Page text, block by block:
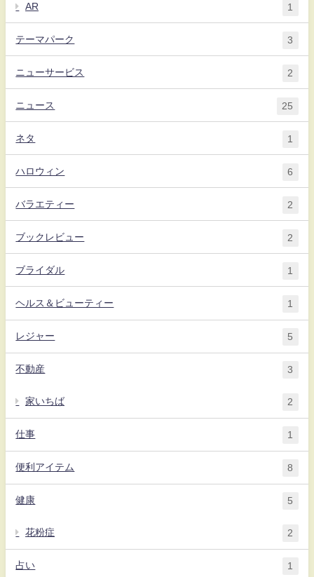
AR 1
テーマパーク 3
ニューサービス 2
ニュース 25
ネタ 1
ハロウィン 6
バラエティー 2
ブックレビュー 2
ブライダル 1
ヘルス＆ビューティー 1
レジャー 5
不動産 3
家いちば 2
仕事 1
便利アイテム 8
健康 5
花粉症 2
占い 1